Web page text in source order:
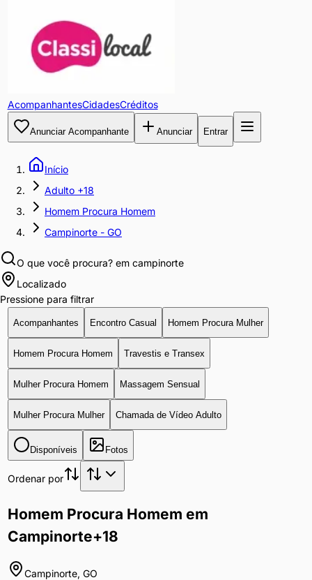
AcompanhantesCidadesCréditos
Anunciar Acompanhante Anunciar Entrar
Início
Adulto +18
Homem Procura Homem
Campinorte - GO
O que você procura? em campinorte
Localizado
Pressione para filtrar
Acompanhantes Encontro Casual Homem Procura Mulher
Homem Procura Homem Travestis e Transex
Mulher Procura Homem Massagem Sensual
Mulher Procura Mulher Chamada de Vídeo Adulto
Disponíveis Fotos
Ordenar por
Homem Procura Homem em
Campinorte+18
Campinorte, GO